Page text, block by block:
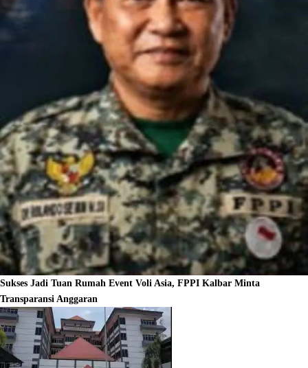
Sukses Jadi Tuan Rumah Event Voli Asia, FPPI Kalbar Minta
Transparansi Anggaran